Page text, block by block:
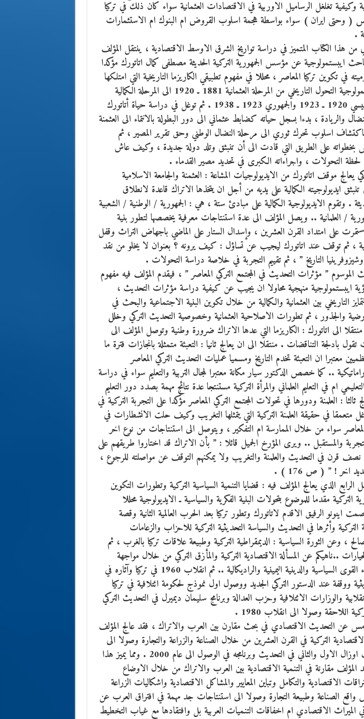
وكيفية تغلغل الرساميل الاوربية في الاقتصادات العثمانية سواء كان ذلك في تركيا
( وحتى ايران ) سواء بواسطة هجمة اسلوب القروض ام البنوك ام الاستثمارات
.
من هذا الكتاب المتميز في دراسة تواريخ الشرق الاوسط الاقتصادية ، ينتقل المؤلف
ايبستمولوجية عن مؤسس الجمهورية التركية الحديثة مصطفى كمال اتاتورك مؤكدا
في تكوين تركيا المعاصر ، محللا في مفهوم تطبيقي الكاريزما التاريخية التي امتلكها
اتاتورك وايبستمولوجية التحول التاريخي من المرحلة العثمانية 1881 ـ 1920 الى المرحلة الكمالية
بقسميها : التأسيسي 1920 ـ 1923 والجمهوري 1923 ـ 1938 . ثم توغل في دراسة حياة أتاتورك
والريادة ، بدءا بسجل حياته كضابط عثماني الى دور البطولة بالانتماء الى العثمنة
باكتشاف اسلوب تحرك ثوري الى مرحلة النضال الوطني وحق تقرير المصير ، ثم
بخطواته على الطريق التي قادت الى أن تنبثق وتلد دولة جديدة ، وكيف عاش
لحظة التحولات ، واجراءاته الكبرى في تحديد مصير القدماء .
يعالج موقف اتاتورك من الايديولوجيات المشاعة : العثمنة والجامعة الاسلامية
ايديولوجيته الكمالية على يديه من أجل ان يتخذها الاتراك قاعدة لانطلاق
. وتقوم الايديولوجية الكمالية على مبادئ ستة ، هي : الجمهورية / الوطنية / الشعبية
/ العلمانية .. ويصل المؤلف الى عدة استنتاجات معرفية يخصصها لتطور بنية
استمرت على امتداد القرن العشرين ، وإسدال الستار على الماضي باجهاض التراث وقفل
، ثم توقف عند اتاتورك ليجيب عن تساؤل : كيف يرونه ؟ بعنوان لا يخلو من نقد
التاريخ ” ، ثم تقييم التجربة في خلاصة دراسة التحولات .
الموسوم ” مؤثرات التحديث في المجتمع التركي المعاصر ” ، فيقدم المؤلف فيه مفهوم
ايبستمولوجية منهجية محاولا ان يجيب عن كيفية دراسة مؤثرات التحديث ،
التاريخي بين العثمانية والكمالية من خلال تكوين البنية الاجتماعية والبحث في
والجذور ، ثم تطورات الاصلاحية العثمانية وخصوصية التحديث التركي وخلل
الى اتاتورك : الكاريزما التي عدها الاتراك ضرورة وطنية وتوصل المؤلف الى
بادلجة التناقضات . منتقلا الى ان يعالج ثانيا : التعبئة متمثلة بانجازات فترة ما
معتبرا ان التعبئة تخدم التاريخ ومسميا عمليات التحديث التركي المعاصر
.. كما خصص الدكتور سيار مكانة معتبرا لمجال التربية والتعليم سواء في دراسة
ام في التعليم العلماني والمرأة التركية مستنتجا عدة نتائج مهمة بصدد دور التعليم
ثالثا : العلمنة ودورها في تحولات المجتمع التركي المعاصر مؤكدا على التجربة التركية في
متعمقا في حقيقة العلمنة التركية التي يتمثلها التغريب وكيف حلت الانشطارات في
المعاصر سواء من خلال الممارسة ام التفكير ، ويتوصل الى استنتاجات من نوع اخر
والمستقبل .. ويرى المؤرخ الجميل قائلا : ” بأن الاتراك قد اختاروا طريقهم على
قرن في التحديث والعلمنة والتغريب ولا يمكنهم التوقف عن مواصلته للرجوع ،
اخر ! ” ( ص 176 ) .
الرابع الذي يعالج المؤلف فيه : قضايا التنمية السياسية التركية وتطورات التكوين
التركية مقدما للموضوع بتحولات البنية الفكرية والسياسية ـ الايديولوجية محللا
الرفيق الاقدم لاتاتورك وتطور تركيا بعد الحرب العالمية الثانية وقصة
التركية وأثرها في التحديث والسياسة التحديثية التركية للاحزاب والزعامات
، وعن الثورة السياسية : الديمقراطية التركية وطبيعة علاقات تركيا بالغرب ، ثم
..ناهيكم عن المسألة الاقتصادية التركية والمأزق التركي من خلال مواجهة
الديمقراطية ازاء القوى السياسية والدينية اليمينية والراديكالية .. ثم انقلاب 1960 في تركيا وآثاره في
ووقفة عند الدستور التركي الجديد ووصول اول نموذج لحكومة ائتلافية في تركيا
والوزارات الائتلافية وحزب العدالة وبرنامج سليمان ديميرل في التحديث التركي
اللاحقة وصولا الى انقلاب 1980 .
عن التحديث الاقتصادي في بحث مقارن بين العرب والاتراك ، فقد عالج المؤلف
التركية في القرن العشرين من خلال الصناعة والزراعة والتجارة وصولا الى
مشروع توركت اوزال الاول والثاني في التحديث وبرنامجه في الوصول الى عام 2000 . ومما يميز هذا
مقارنة في التنمية الاقتصادية بين العرب والاتراك من خلال الاوضاع
الاقتصادية والتكامل وتباين المعايير والمشاكل الاقتصادية واشكاليات الزراعة
واقع الصناعة وطبيعة التجارة وصولا الى استنتاجات جد مهمة في افتراق العرب عن
الميراث الاقتصادي ام اخفاقات التنميات العربية بل وافتقادها مع غياب التخطيط